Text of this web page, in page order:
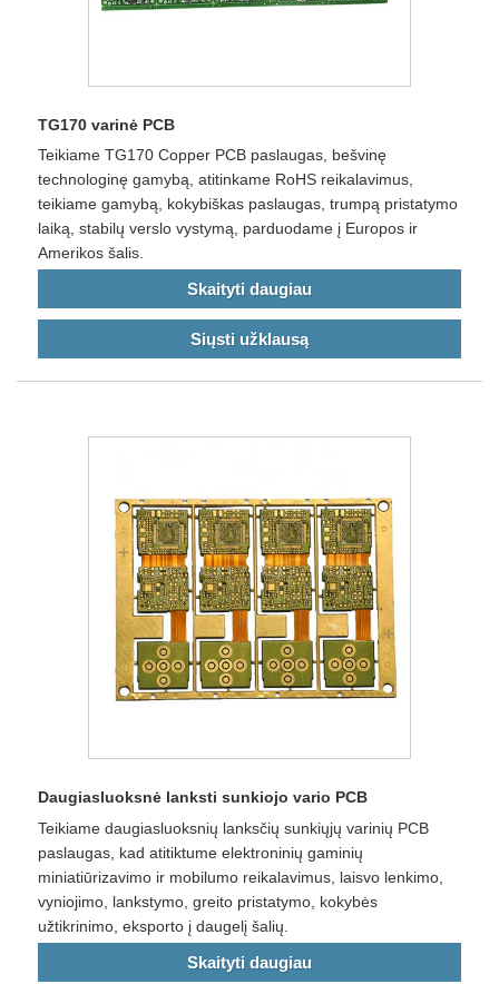
TG170 varinė PCB
Teikiame TG170 Copper PCB paslaugas, bešvinę
technologinę gamybą, atitinkame RoHS reikalavimus,
teikiame gamybą, kokybiškas paslaugas, trumpą pristatymo
laiką, stabilų verslo vystymą, parduodame į Europos ir
Amerikos šalis.
Skaityti daugiau
Siųsti užklausą
Daugiasluoksnė lanksti sunkiojo vario PCB
Teikiame daugiasluoksnių lanksčių sunkiųjų varinių PCB
paslaugas, kad atitiktume elektroninių gaminių
miniatiūrizavimo ir mobilumo reikalavimus, laisvo lenkimo,
vyniojimo, lankstymo, greito pristatymo, kokybės
užtikrinimo, eksporto į daugelį šalių.
Skaityti daugiau